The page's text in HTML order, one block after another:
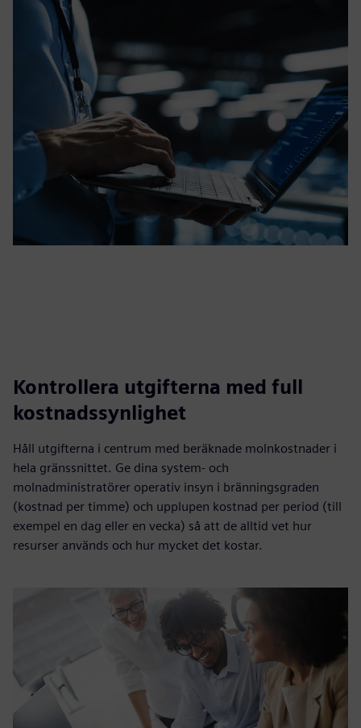
Kontrollera utgifterna med full
kostnadssynlighet
Håll utgifterna i centrum med beräknade molnkostnader i
hela gränssnittet. Ge dina system- och
molnadministratörer operativ insyn i bränningsgraden
(kostnad per timme) och upplupen kostnad per period (till
exempel en dag eller en vecka) så att de alltid vet hur
resurser används och hur mycket det kostar.